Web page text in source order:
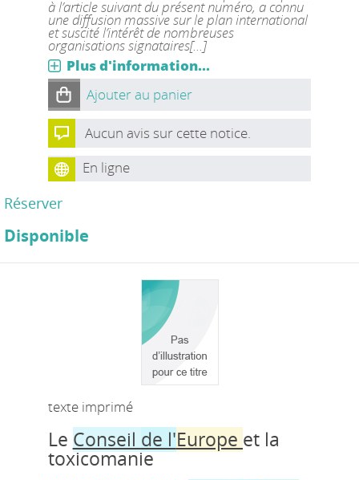
à l’article suivant du présent numéro, a connu
une diffusion massive sur le plan international
et suscité l’intérêt de nombreuses
organisations signataires[...]
Plus d'information...
Ajouter au panier
Aucun avis sur cette notice.
En ligne
Réserver
Disponible
texte imprimé
Le Conseil de l'Europe et la
toxicomanie